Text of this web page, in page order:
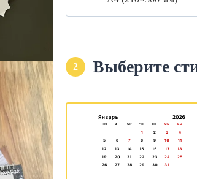
2 Выберите